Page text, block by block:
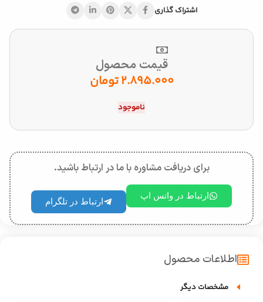
اشتراک گذاری
قیمت محصول
2.895.000تومان
ناموجود
برای دریافت مشاوره با ما در ارتباط باشید.
ارتباط در واتس اپ
ارتباط در تلگرام
اطلاعات محصول
مشخصات دیگر